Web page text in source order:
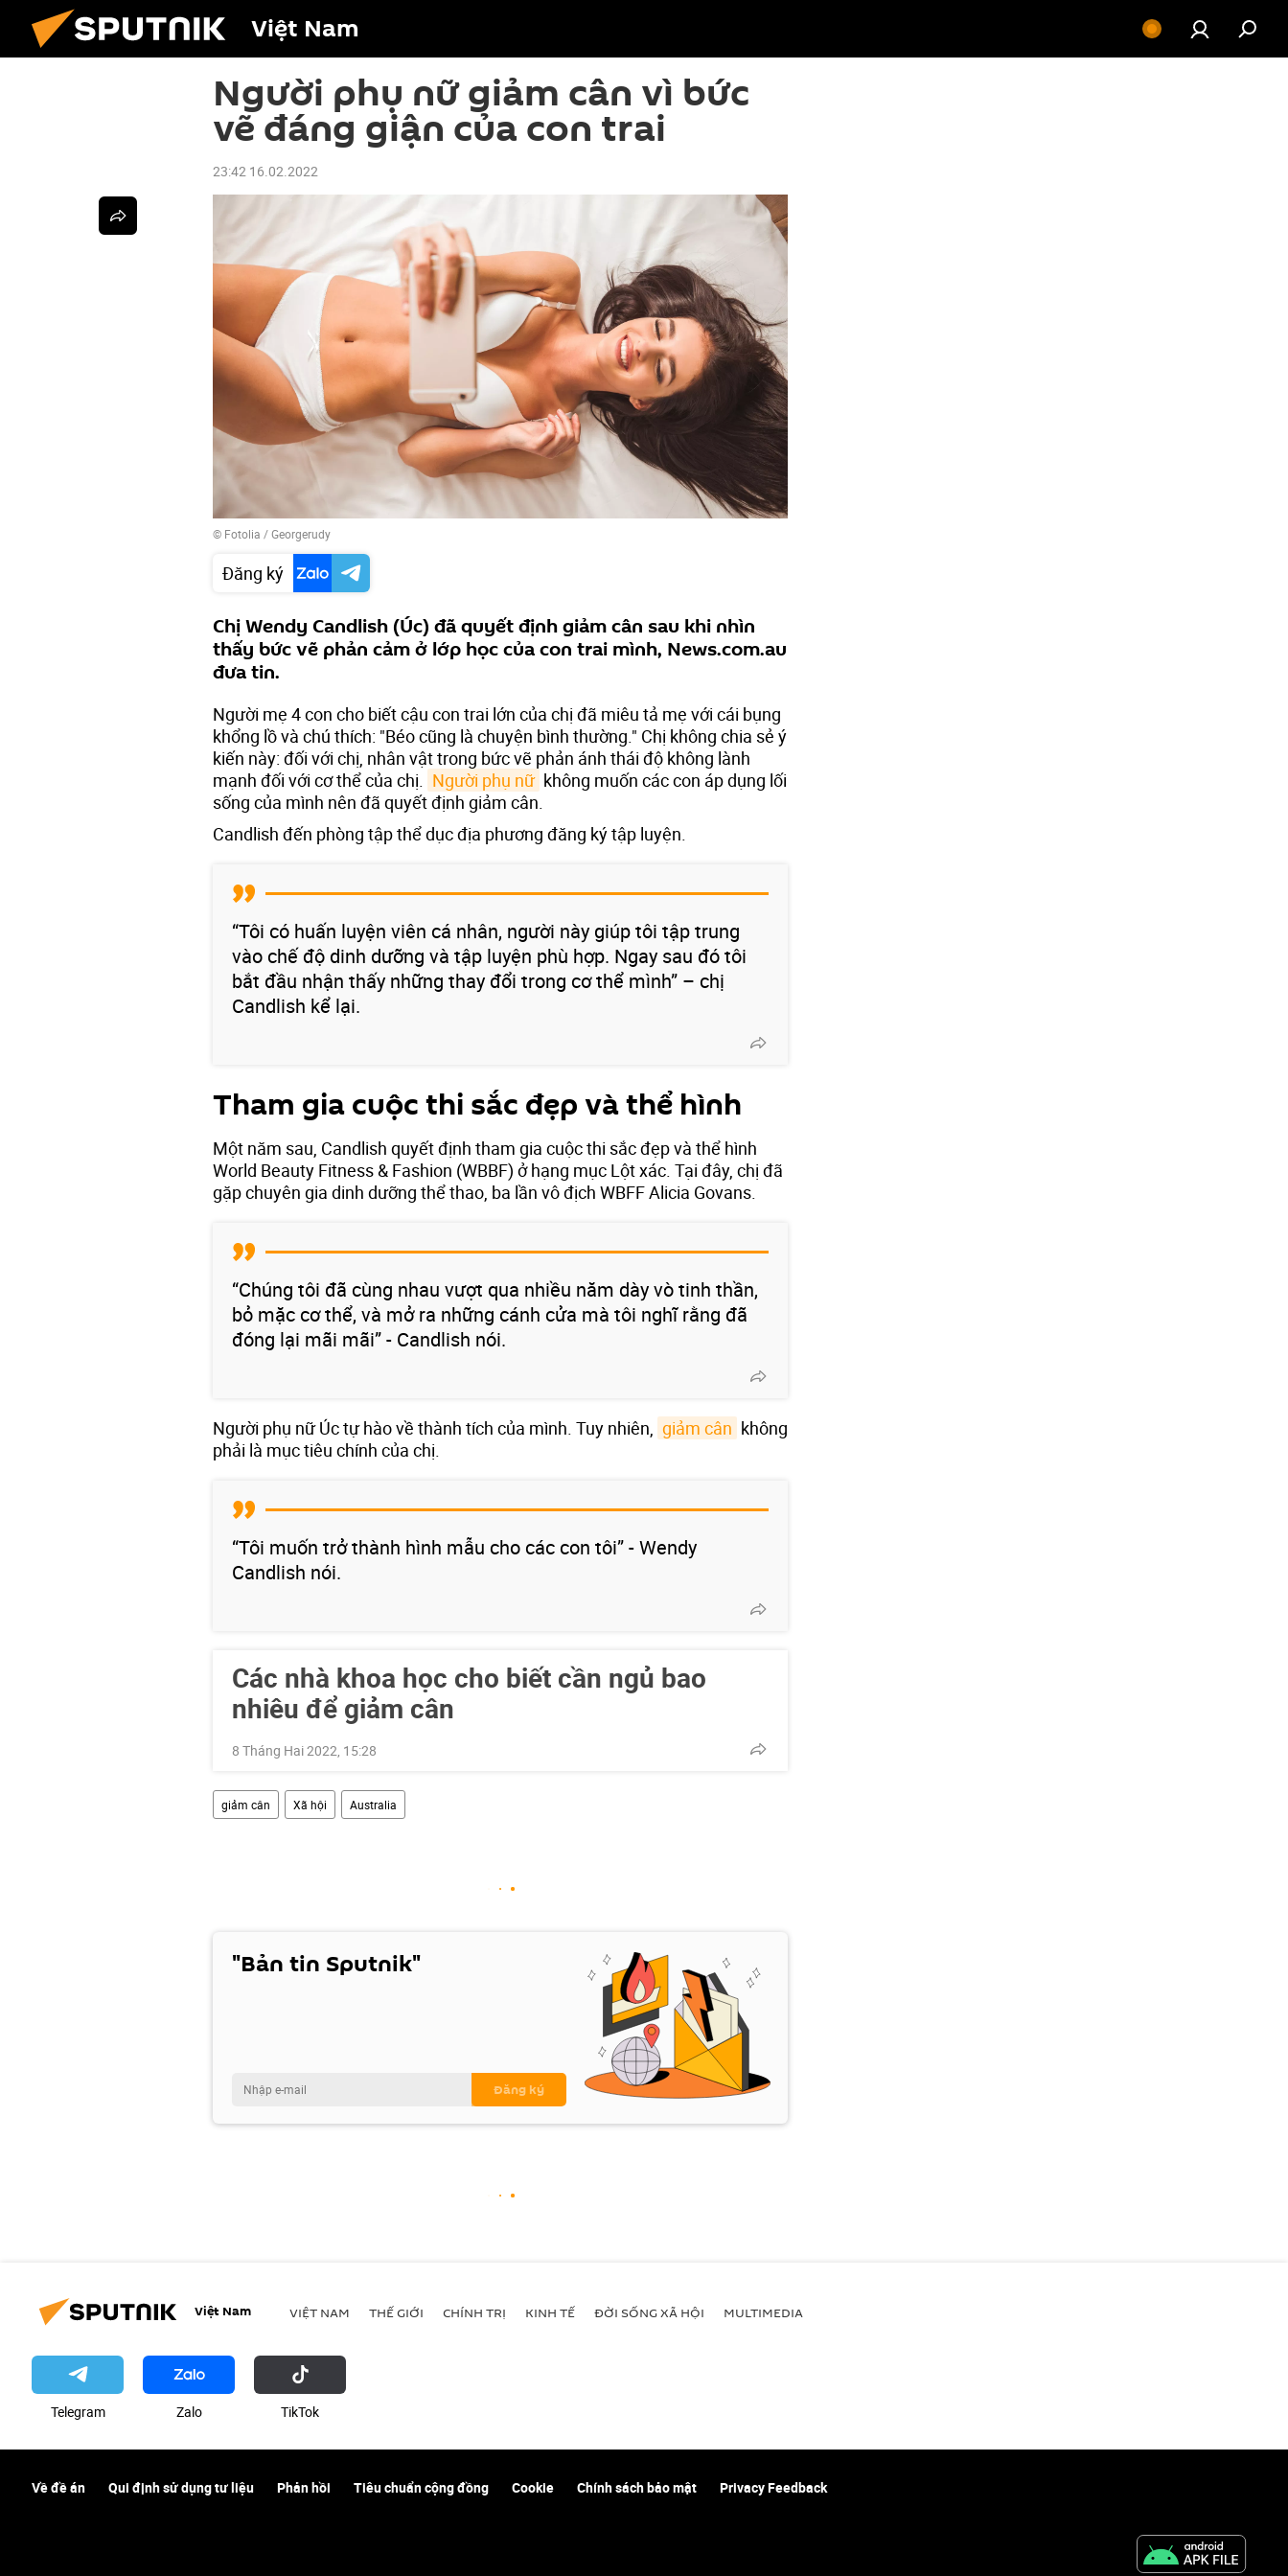
Việt Nam
Người phụ nữ giảm cân vì bức
vẽ đáng giận của con trai
23:42 16.02.2022
© Fotolia / Georgerudy
Đăng ký
Chị Wendy Candlish (Úc) đã quyết định giảm cân sau khi nhìn
thấy bức vẽ phản cảm ở lớp học của con trai mình, News.com.au
đưa tin.
Người mẹ 4 con cho biết cậu con trai lớn của chị đã miêu tả mẹ với cái bụng
khổng lồ và chú thích: "Béo cũng là chuyện bình thường." Chị không chia sẻ ý
kiến này: đối với chị, nhân vật trong bức vẽ phản ánh thái độ không lành
mạnh đối với cơ thể của chị.
Người phụ nữ không muốn các con áp dụng lối
sống của mình nên đã quyết định giảm cân.
Candlish đến phòng tập thể dục địa phương đăng ký tập luyện.
“Tôi có huấn luyện viên cá nhân, người này giúp tôi tập trung
vào chế độ dinh dưỡng và tập luyện phù hợp. Ngay sau đó tôi
bắt đầu nhận thấy những thay đổi trong cơ thể mình” – chị
Candlish kể lại.
Tham gia cuộc thi sắc đẹp và thể hình
Một năm sau, Candlish quyết định tham gia cuộc thi sắc đẹp và thể hình
World Beauty Fitness & Fashion (WBBF) ở hạng mục Lột xác. Tại đây, chị đã
gặp chuyên gia dinh dưỡng thể thao, ba lần vô địch WBFF Alicia Govans.
“Chúng tôi đã cùng nhau vượt qua nhiều năm dày vò tinh thần,
bỏ mặc cơ thể, và mở ra những cánh cửa mà tôi nghĩ rằng đã
đóng lại mãi mãi” - Candlish nói.
Người phụ nữ Úc tự hào về thành tích của mình. Tuy nhiên, giảm cân không
phải là mục tiêu chính của chị.
“Tôi muốn trở thành hình mẫu cho các con tôi” - Wendy
Candlish nói.
Các nhà khoa học cho biết cần ngủ bao
nhiêu để giảm cân
8 Tháng Hai 2022, 15:28
giảm cân Xã hội Australia
"Bản tin Sputnik"
Việt Nam VIỆT NAM THẾ GIỚI CHÍNH TRỊ KINH TẾ ĐỜI SỐNG XÃ HỘI MULTIMEDIA
Telegram Zalo ТikТоk
Về đề án Qui định sử dụng tư liệu Phản hồi Tiêu chuẩn cộng đồng Cookie Chính sách bảo mật Privacy Feedback